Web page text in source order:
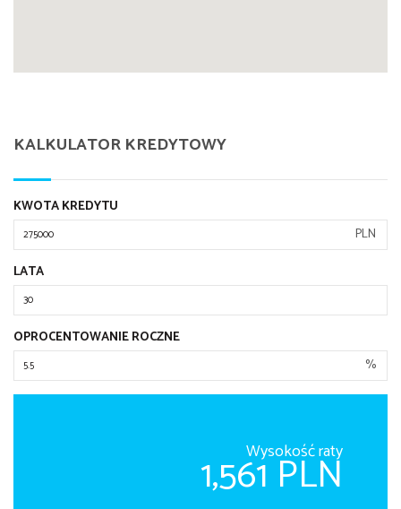
KALKULATOR KREDYTOWY
KWOTA KREDYTU
PLN
LATA
OPROCENTOWANIE ROCZNE
%
Wysokość raty
1,561 PLN